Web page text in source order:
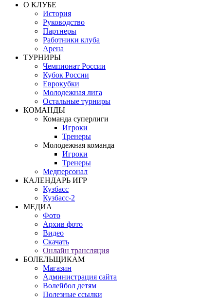
О КЛУБЕ
История
Руководство
Партнеры
Работники клуба
Арена
ТУРНИРЫ
Чемпионат России
Кубок России
Еврокубки
Молодежная лига
Остальные турниры
КОМАНДЫ
Команда суперлиги
Игроки
Тренеры
Молодежная команда
Игроки
Тренеры
Медперсонал
КАЛЕНДАРЬ ИГР
Кузбасс
Кузбасс-2
МЕДИА
Фото
Архив фото
Видео
Скачать
Онлайн трансляция
БОЛЕЛЬЩИКАМ
Магазин
Администрация сайта
Волейбол детям
Полезные ссылки